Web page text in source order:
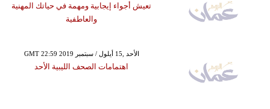
تعيش أجواء إيجابية ومهمة في حياتك المهنية
والعاطفية
GMT 22:59 2019 الأحد ,15 أيلول / سبتمبر
اهتمامات الصحف الليبية الأحد